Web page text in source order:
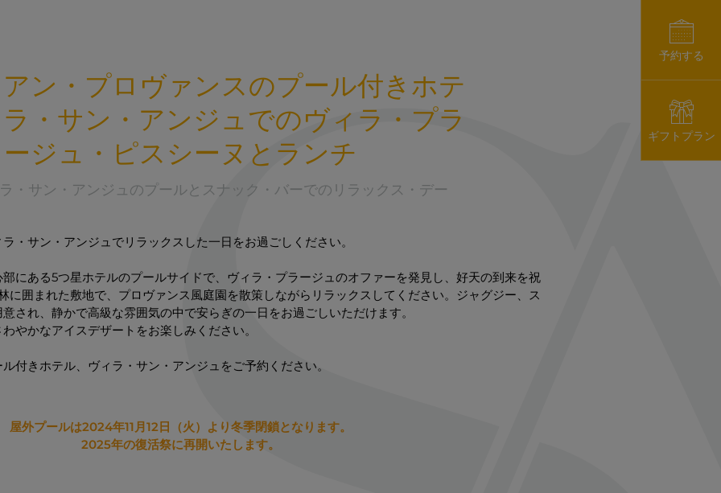
予約する
ギフトプラン
ン・プロヴァンスのプール付きホテ
・サン・アンジュでのヴィラ・プラ
ージュ・ピスシーヌとランチ
・サン・アンジュのプールとスナック・バーでのリラックス・デー
・サン・アンジュでリラックスした一日をお過ごしください。
にある5つ星ホテルのプールサイドで、ヴィラ・プラージュのオファーを発見し、好天の到来を祝
囲まれた敷地で、プロヴァンス風庭園を散策しながらリラックスしてください。ジャグジー、ス
され、静かで高級な雰囲気の中で安らぎの一日をお過ごしいただけます。
やかなアイスデザートをお楽しみください。
付きホテル、ヴィラ・サン・アンジュをご予約ください。
屋外プールは2024年11月12日（火）より冬季閉鎖となります。
2025年の復活祭に再開いたします。